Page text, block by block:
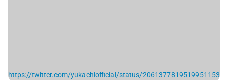
https://twitter.com/yukachiofficial/status/2061377819519951153